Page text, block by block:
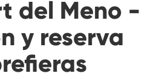
del Meno -
y reserva